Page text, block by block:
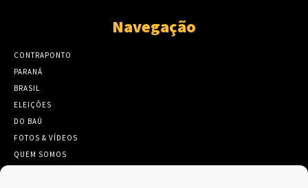
Navegação
CONTRAPONTO
PARANÁ
BRASIL
ELEIÇÕES
DO BAÚ
FOTOS & VÍDEOS
QUEM SOMOS